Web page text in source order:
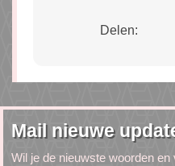
Delen:
Mail nieuwe
Wil je de nieuwste woorden